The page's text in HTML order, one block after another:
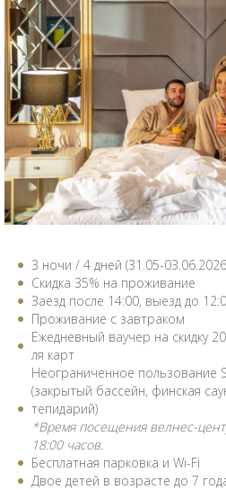
3 ночи / 4 дней (31.05-
Скидка 35% на проживание
Заезд после 14:00, выезд до
Проживание с завтраком
Ежедневный ваучер на скидку
ля карт
Неограниченное пользование
(закрытый бассейн, финская
тепидарий)
*Время посещения велнес-
18:00 часов.
Бесплатная парковка и Wi-Fi
Двое детей в возрасте до 7